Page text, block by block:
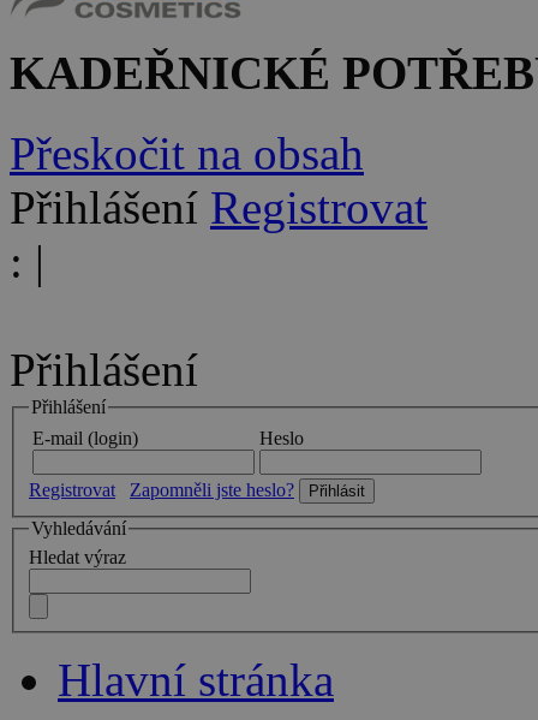
KADEŘNICKÉ
Přeskočit na obsah
Přihlášení Registrovat
: |
Přihlášení
Přihlášení
E-mail (login)
Heslo
Registrovat
Zapomněli jste heslo?
Vyhledávání
Hledat výraz
Hlavní stránka